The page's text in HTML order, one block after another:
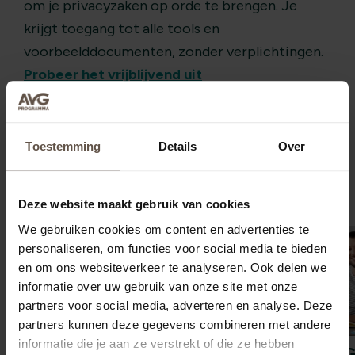
Toestemming Details Over
Deze website maakt gebruik van cookies
We gebruiken cookies om content en advertenties te
personaliseren, om functies voor social media te bieden
en om ons websiteverkeer te analyseren. Ook delen we
informatie over uw gebruik van onze site met onze
partners voor social media, adverteren en analyse. Deze
partners kunnen deze gegevens combineren met andere
informatie die je aan ze verstrekt of die ze hebben
om je privacyzaken op orde te brengen. Je
krijgt toegang tot alle tools en
voorbeelddocumenten, zonder verplichtingen.
Probeer het vrijblijvend uit
Meer nieuws